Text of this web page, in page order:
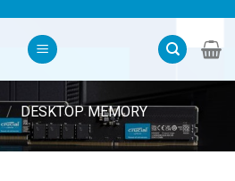
/ DESKTOP MEMORY